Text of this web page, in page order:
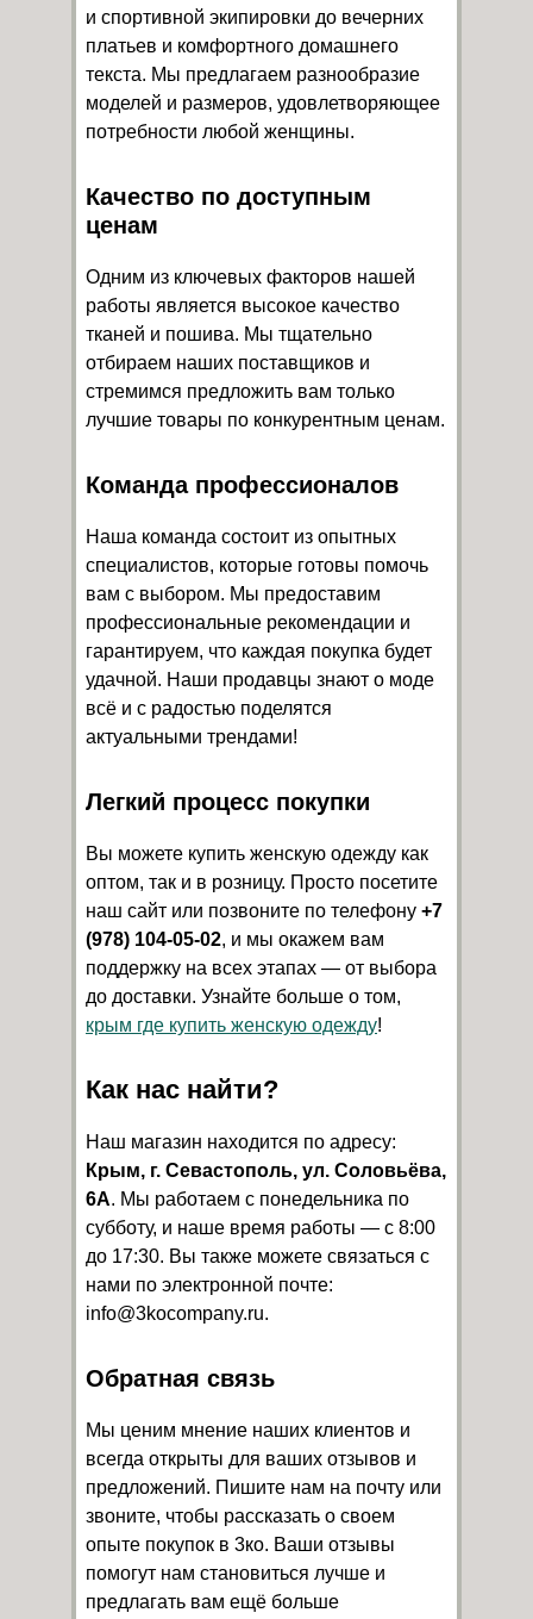
и спортивной экипировки до вечерних
платьев и комфортного домашнего
текста. Мы предлагаем разнообразие
моделей и размеров, удовлетворяющее
потребности любой женщины.
Качество по доступным
ценам
Одним из ключевых факторов нашей
работы является высокое качество
тканей и пошива. Мы тщательно
отбираем наших поставщиков и
стремимся предложить вам только
лучшие товары по конкурентным ценам.
Команда профессионалов
Наша команда состоит из опытных
специалистов, которые готовы помочь
вам с выбором. Мы предоставим
профессиональные рекомендации и
гарантируем, что каждая покупка будет
удачной. Наши продавцы знают о моде
всё и с радостью поделятся
актуальными трендами!
Легкий процесс покупки
Вы можете купить женскую одежду как
оптом, так и в розницу. Просто посетите
наш сайт или позвоните по телефону +7
(978) 104-05-02, и мы окажем вам
поддержку на всех этапах — от выбора
до доставки. Узнайте больше о том,
крым где купить женскую одежду!
Как нас найти?
Наш магазин находится по адресу:
Крым, г. Севастополь, ул. Соловьёва,
6А. Мы работаем с понедельника по
субботу, и наше время работы — с 8:00
до 17:30. Вы также можете связаться с
нами по электронной почте:
info@3kocompany.ru.
Обратная связь
Мы ценим мнение наших клиентов и
всегда открыты для ваших отзывов и
предложений. Пишите нам на почту или
звоните, чтобы рассказать о своем
опыте покупок в 3ко. Ваши отзывы
помогут нам становиться лучше и
предлагать вам ещё больше